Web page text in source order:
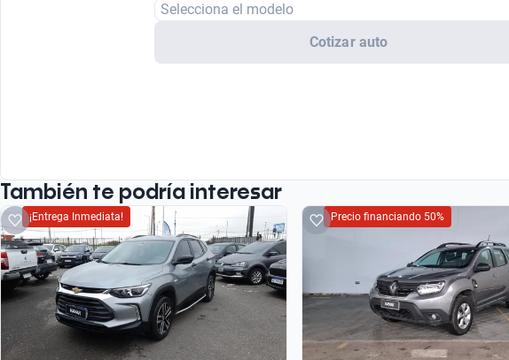
Selecciona el modelo
Cotizar auto
También te podría interesar
¡Entrega Inmediata! Precio financiando 50%